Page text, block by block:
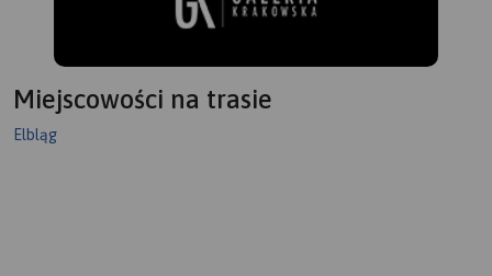
Miejscowości na trasie
Elbląg